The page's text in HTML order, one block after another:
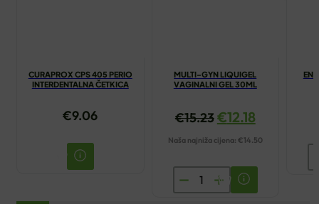
CURAPROX CPS 405 PERIO
INTERDENTALNA ČETKICA
€9.06
MULTI-GYN LIQUIGEL
VAGINALNI GEL 30ML
€15.23€12.18
Naša najniža cijena: €14.50
MULTI-
GYN